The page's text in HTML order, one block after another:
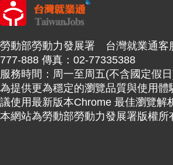
勞動部勞動力發展署 台灣就業通客
777-888 傳真：02-77335388
服務時間：周一至周五(不含國定假
為提供更為穩定的瀏覽品質與使用體
議使用最新版本Chrome 最佳瀏覽解
本網站為勞動部勞動力發展署版權所